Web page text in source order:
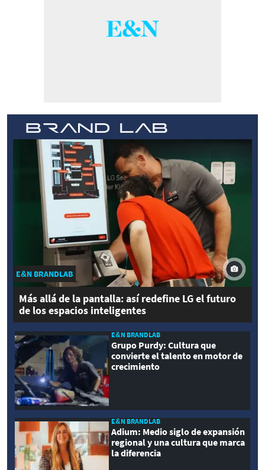
E&N BRANDLAB
Más allá de la pantalla: así redefine LG el futuro
de los espacios inteligentes
E&N BRANDLAB
Grupo Purdy: Cultura que
convierte el talento en motor de
crecimiento
E&N BRANDLAB
Adium: Medio siglo de expansión
regional y una cultura que marca
la diferencia